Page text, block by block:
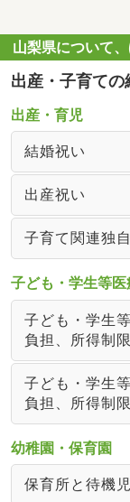
山梨県について
出産・子育ての
出産・育児
結婚祝い
出産祝い
子育て関連独
子ども・学生等
子ども・学生
負担、所得制限
子ども・学生
負担、所得制限
幼稚園・保育園
保育所と待機